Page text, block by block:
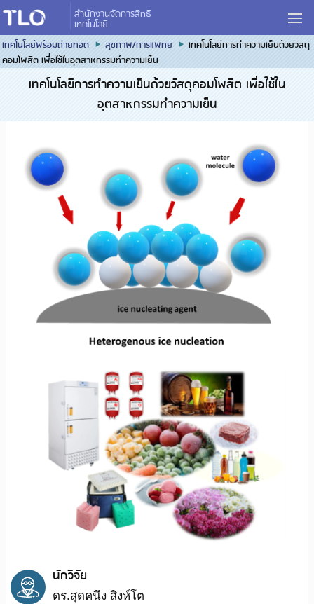
สำนักงานจัดการสิทธิ
เทคโนโลยี
เทคโนโลยีพร้อมถ่ายทอด
สุขภาพ/การแพทย์
เทคโนโลยีการทำความเย็นด้วยวัสดุ
คอมโพสิต เพื่อใช้ในอุตสาหกรรมทำความเย็น
เทคโนโลยีการทำความเย็นด้วยวัสดุคอมโพสิต เพื่อใช้ใน
อุตสาหกรรมทำความเย็น
นักวิจัย
ดร.สุดคนึง สิงห์โต